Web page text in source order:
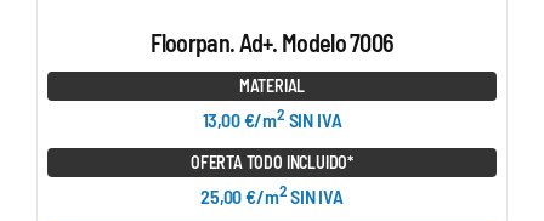
Floorpan. Ad+. Modelo 7006
MATERIAL
13,00 €/m2 SIN IVA
OFERTA TODO INCLUIDO*
25,00 €/m2SIN IVA